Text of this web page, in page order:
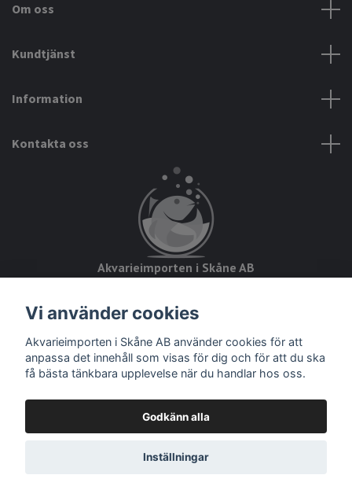
Om oss
Kundtjänst
Information
Kontakta oss
Akvarieimporten i Skåne AB
28234 Tyringe
Org.nr: 559093-8832
© 2026 Akvarieimporten
Vi använder cookies
Akvarieimporten i Skåne AB använder cookies för att
anpassa det innehåll som visas för dig och för att du ska
få bästa tänkbara upplevelse när du handlar hos oss.
Godkänn alla
Inställningar